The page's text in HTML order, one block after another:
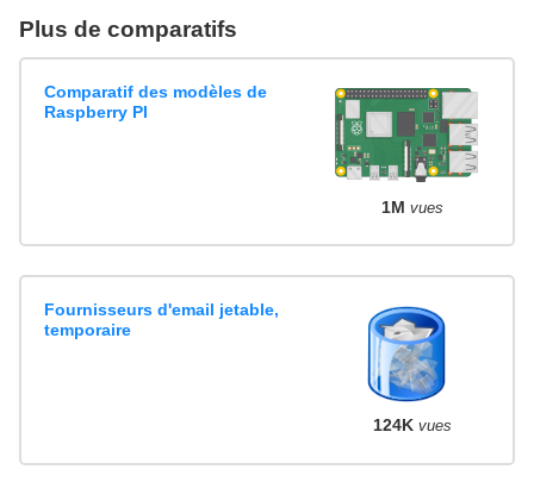
Plus de comparatifs
Comparatif des modèles de
Raspberry PI
1M vues
Fournisseurs d'email jetable,
temporaire
124K vues